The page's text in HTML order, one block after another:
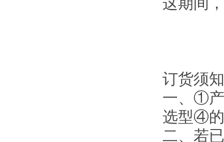
订货须
一、①
选型④
二、若